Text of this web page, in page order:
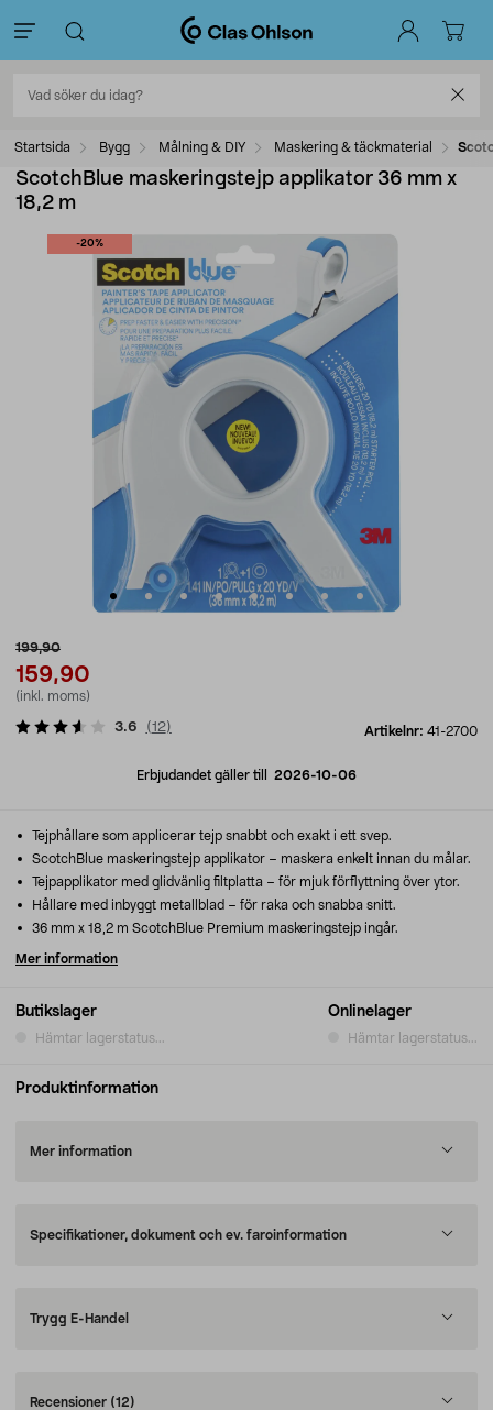
Startsida Bygg Målning & DIY Maskering & täckmaterial
ScotchBlue maskeringstejp applikator 36 mm x
18,2 m
-20%
199,90
159,90
(inkl. moms)
Artikelnr: 41-2700
3.6 (12)
Erbjudandet gäller till 2026-10-06
Butikslager
Hämtar lagerstatus...
Onlinelager
Hämtar lagerstatus...
Tejphållare som applicerar tejp snabbt och exakt i ett svep.
ScotchBlue maskeringstejp applikator – maskera enkelt innan du målar.
Tejpapplikator med glidvänlig filtplatta – för mjuk förflyttning över ytor.
Hållare med inbyggt metallblad – för raka och snabba snitt.
36 mm x 18,2 m ScotchBlue Premium maskeringstejp ingår.
Mer information
Produktinformation
Mer information
Specifikationer, dokument och ev. faroinformation
Trygg E-Handel
Recensioner (12)